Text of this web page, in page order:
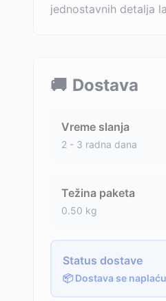
jednostavnih detalja
🚚 Dostava
Vreme slanja
2 - 3 radna dana
Težina paketa
0.50 kg
Status dostave
📦 Dostava se